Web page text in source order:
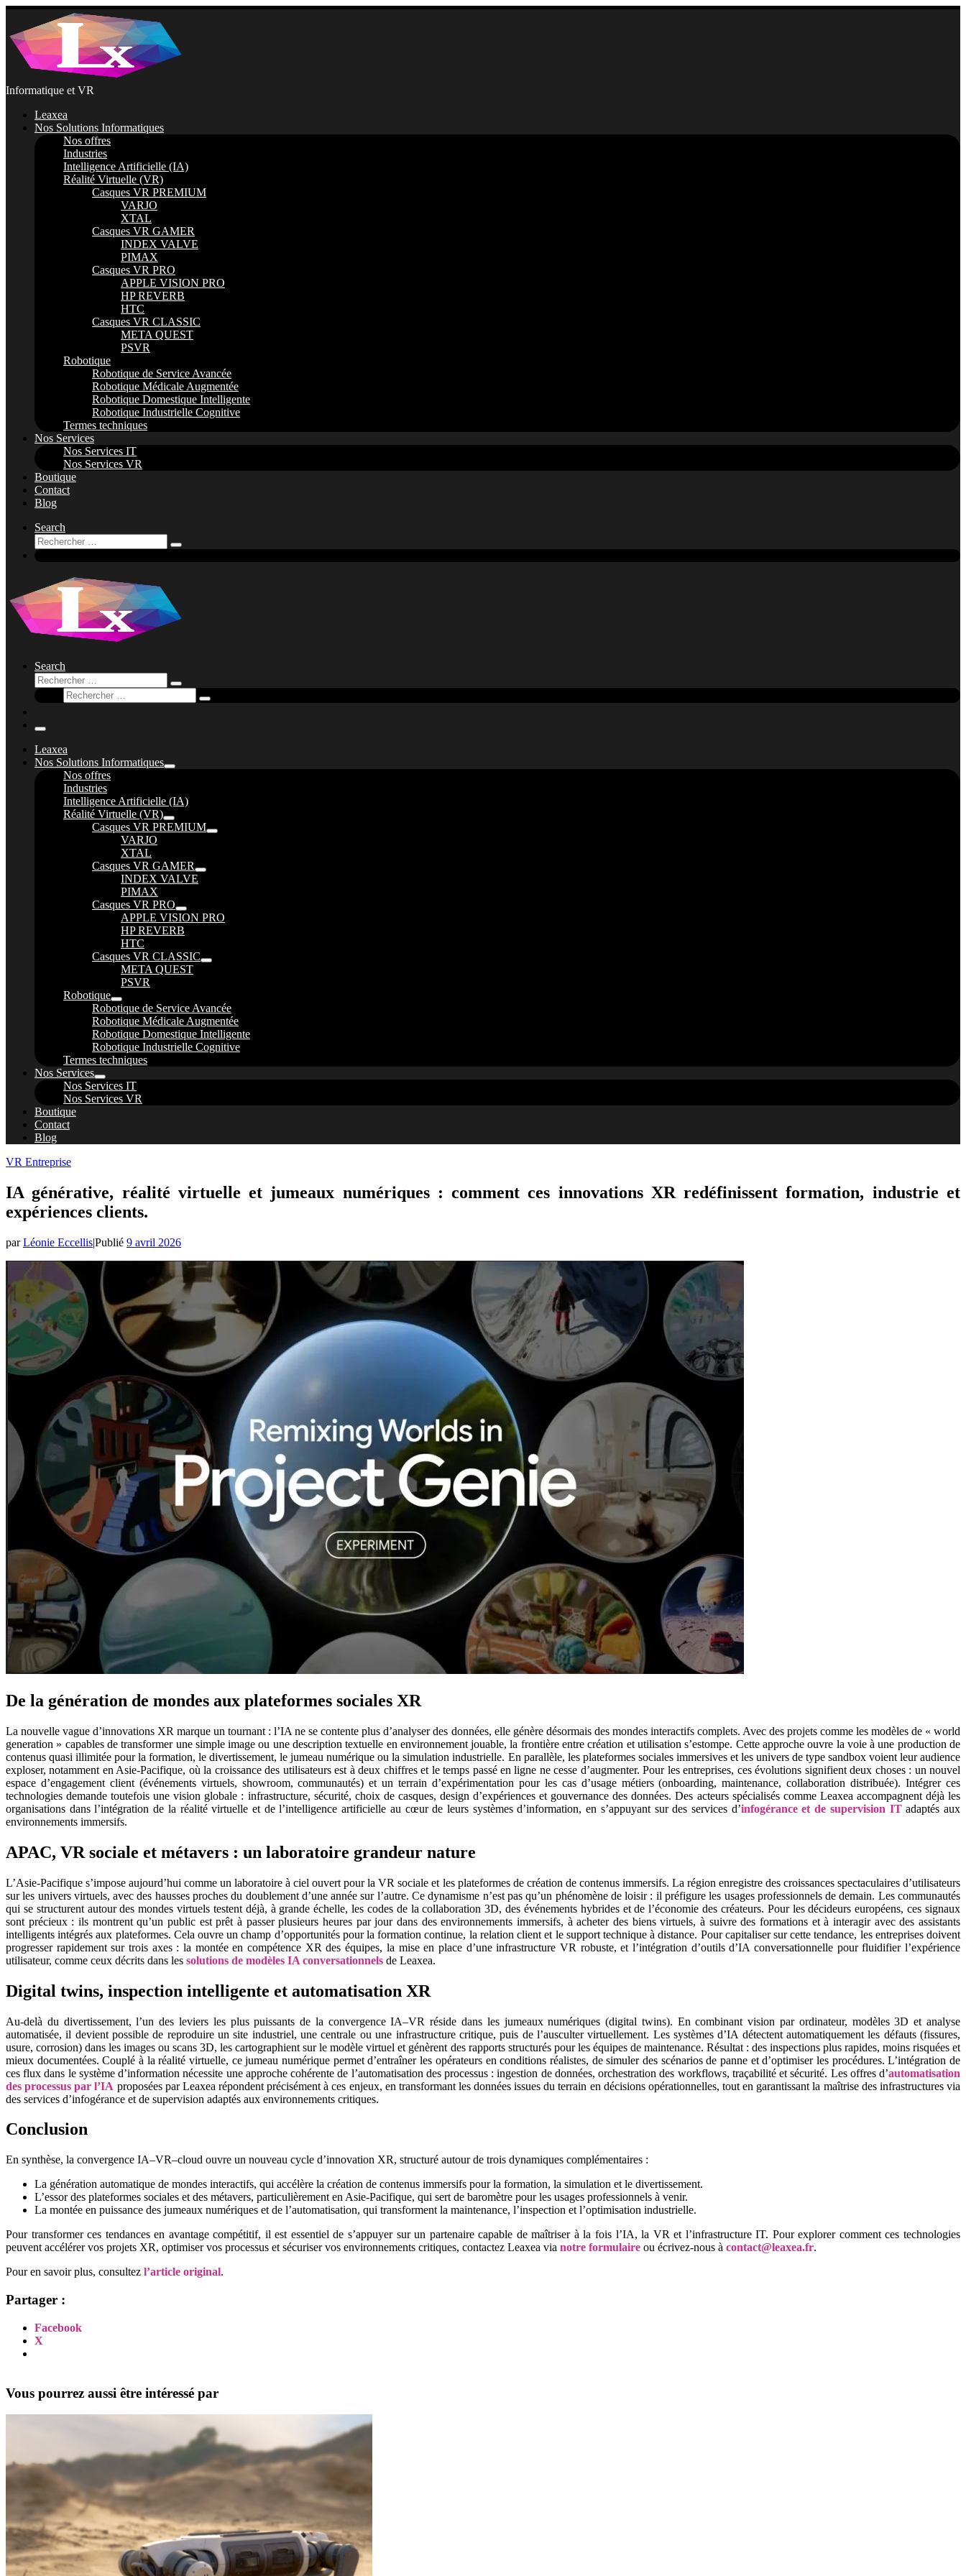
Passer
contenu
Informatique et VR
Leaxea
Nos Solutions Informatiques
Nos offres
Industries
Intelligence Artificielle (IA)
Réalité Virtuelle (VR)
Casques VR PREMIUM
VARJO
XTAL
Casques VR GAMER
INDEX VALVE
PIMAX
Casques VR PRO
APPLE VISION PRO
HP REVERB
HTC
Casques VR CLASSIC
META QUEST
PSVR
Robotique
Robotique de Service Avancée
Robotique Médicale Augmentée
Robotique Domestique Intelligente
Robotique Industrielle Cognitive
Termes techniques
Nos Services
Nos Services IT
Nos Services VR
Boutique
Contact
Blog
Search
Rechercher
Rechercher
…
Search
Rechercher
Rechercher
Rechercher
Rechercher
Menu
Leaxea
Nos Solutions Informatiques
Nos offres
Industries
Intelligence Artificielle (IA)
Réalité Virtuelle (VR)
Casques VR PREMIUM
VARJO
XTAL
Casques VR GAMER
INDEX VALVE
PIMAX
Casques VR PRO
APPLE VISION PRO
HP REVERB
HTC
Casques VR CLASSIC
META QUEST
PSVR
Robotique
Robotique de Service Avancée
Robotique Médicale Augmentée
Robotique Domestique Intelligente
Robotique Industrielle Cognitive
Termes techniques
Nos Services
Nos Services IT
Nos Services VR
Boutique
Contact
Blog
VR Entreprise
IA générative, réalité virtuelle et jumeaux numériques : comment ces innovations XR redéfinissent formation, industrie et
expériences clients.
parLéonie Eccellis|Publié 9 avril 2026
De la génération de mondes aux plateformes sociales XR
La nouvelle vague d’innovations XR marque un tournant : l’IA ne se contente plus d’analyser des données, elle génère désormais des mondes interactifs complets. Avec des projets comme les modèles de « world
generation » capables de transformer une simple image ou une description textuelle en environnement jouable, la frontière entre création et utilisation s’estompe. Cette approche ouvre la voie à une production de
contenus quasi illimitée pour la formation, le divertissement, le jumeau numérique ou la simulation industrielle. En parallèle, les plateformes sociales immersives et les univers de type sandbox voient leur audience
exploser, notamment en Asie-Pacifique, où la croissance des utilisateurs est à deux chiffres et le temps passé en ligne ne cesse d’augmenter. Pour les entreprises, ces évolutions signifient deux choses : un nouvel
espace d’engagement client (événements virtuels, showroom, communautés) et un terrain d’expérimentation pour les cas d’usage métiers (onboarding, maintenance, collaboration distribuée). Intégrer ces
technologies demande toutefois une vision globale : infrastructure, sécurité, choix de casques, design d’expériences et gouvernance des données. Des acteurs spécialisés comme Leaxea accompagnent déjà les
organisations dans l’intégration de la réalité virtuelle et de l’intelligence artificielle au cœur de leurs systèmes d’information, en s’appuyant sur des services d’infogérance et de supervision ITadaptés aux
environnements immersifs.
APAC, VR sociale et métavers : un laboratoire grandeur nature
L’Asie-Pacifique s’impose aujourd’hui comme un laboratoire à ciel ouvert pour la VR sociale et les plateformes de création de contenus immersifs. La région enregistre des croissances spectaculaires d’utilisateurs
sur les univers virtuels, avec des hausses proches du doublement d’une année sur l’autre. Ce dynamisme n’est pas qu’un phénomène de loisir : il préfigure les usages professionnels de demain. Les communautés
qui se structurent autour des mondes virtuels testent déjà, à grande échelle, les codes de la collaboration 3D, des événements hybrides et de l’économie des créateurs. Pour les décideurs européens, ces signaux
sont précieux : ils montrent qu’un public est prêt à passer plusieurs heures par jour dans des environnements immersifs, à acheter des biens virtuels, à suivre des formations et à interagir avec des assistants
intelligents intégrés aux plateformes. Cela ouvre un champ d’opportunités pour la formation continue, la relation client et le support technique à distance. Pour capitaliser sur cette tendance, les entreprises doivent
progresser rapidement sur trois axes : la montée en compétence XR des équipes, la mise en place d’une infrastructure VR robuste, et l’intégration d’outils d’IA conversationnelle pour fluidifier l’expérience
utilisateur, comme ceux décrits dans les solutions de modèles IA conversationnels de Leaxea.
Digital twins, inspection intelligente et automatisation XR
Au-delà du divertissement, l’un des leviers les plus puissants de la convergence IA–VR réside dans les jumeaux numériques (digital twins). En combinant vision par ordinateur, modèles 3D et analyse
automatisée, il devient possible de reproduire un site industriel, une centrale ou une infrastructure critique, puis de l’ausculter virtuellement. Les systèmes d’IA détectent automatiquement les défauts (fissures,
usure, corrosion) dans les images ou scans 3D, les cartographient sur le modèle virtuel et génèrent des rapports structurés pour les équipes de maintenance. Résultat : des inspections plus rapides, moins risquées et
mieux documentées. Couplé à la réalité virtuelle, ce jumeau numérique permet d’entraîner les opérateurs en conditions réalistes, de simuler des scénarios de panne et d’optimiser les procédures. L’intégration de
ces flux dans le système d’information nécessite une approche cohérente de l’automatisation des processus : ingestion de données, orchestration des workflows, traçabilité et sécurité. Les offres d’automatisation
des processus par l’IA proposées par Leaxea répondent précisément à ces enjeux, en transformant les données issues du terrain en décisions opérationnelles, tout en garantissant la maîtrise des infrastructures via
des services d’infogérance et de supervision adaptés aux environnements critiques.
Conclusion
En synthèse, la convergence IA–VR–cloud ouvre un nouveau cycle d’innovation XR, structuré autour de trois dynamiques complémentaires :
La génération automatique de mondes interactifs, qui accélère la création de contenus immersifs pour la formation, la simulation et le divertissement.
L’essor des plateformes sociales et des métavers, particulièrement en Asie-Pacifique, qui sert de baromètre pour les usages professionnels à venir.
La montée en puissance des jumeaux numériques et de l’automatisation, qui transforment la maintenance, l’inspection et l’optimisation industrielle.
Pour transformer ces tendances en avantage compétitif, il est essentiel de s’appuyer sur un partenaire capable de maîtriser à la fois l’IA, la VR et l’infrastructure IT. Pour explorer comment ces technologies
peuvent accélérer vos projets XR, optimiser vos processus et sécuriser vos environnements critiques, contactez Leaxea via notre formulaire ou écrivez-nous à contact@leaxea.fr.
Pour en savoir plus, consultez l’article original.
Partager :
Facebook
X
Vous pourrez aussi être intéressé par